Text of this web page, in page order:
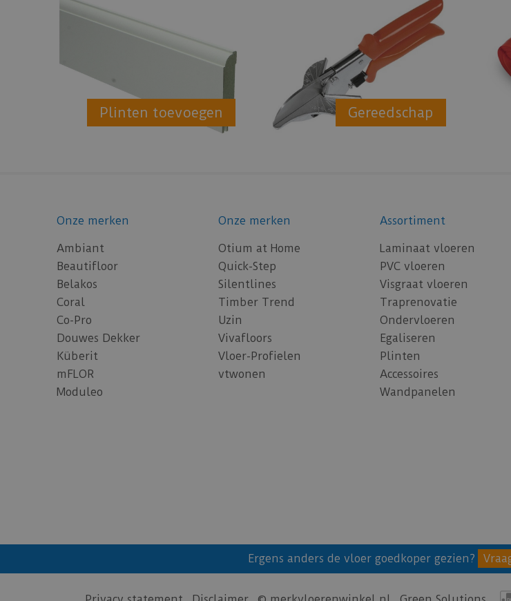
Plinten toevoegen Gereedschap
Onze merken
Ambiant
Beautifloor
Belakos
Coral
Co-Pro
Douwes Dekker
Küberit
mFLOR
Moduleo
Onze merken
Otium at Home
Quick-Step
Silentlines
Timber Trend
Uzin
Vivafloors
Vloer-Profielen
vtwonen
Assortiment
Laminaat vloeren
PVC vloeren
Visgraat vloeren
Traprenovatie
Ondervloeren
Egaliseren
Plinten
Accessoires
Wandpanelen
Ergens anders de vloer goedkoper gezien?